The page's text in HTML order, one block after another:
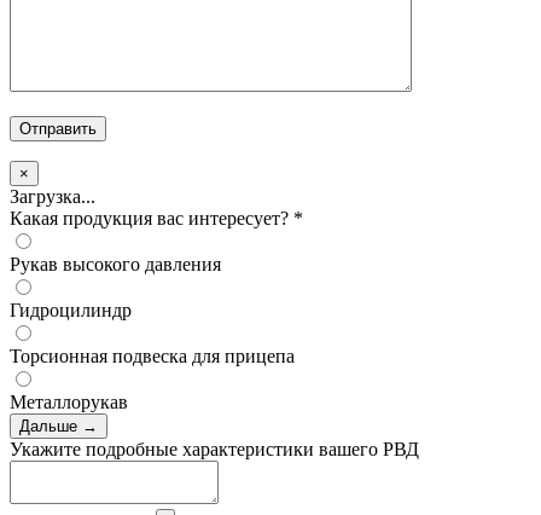
×
Загрузка...
Какая продукция вас интересует? *
Рукав высокого давления
Гидроцилиндр
Торсионная подвеска для прицепа
Металлорукав
Дальше →
Укажите подробные характеристики вашего РВД